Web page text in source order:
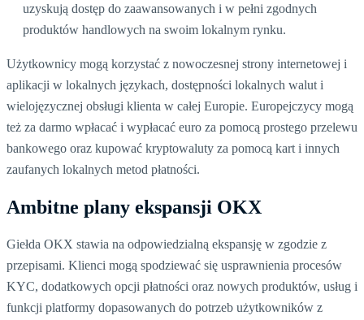
uzyskują dostęp do zaawansowanych i w pełni zgodnych
produktów handlowych na swoim lokalnym rynku.
Użytkownicy mogą korzystać z nowoczesnej strony internetowej i
aplikacji w lokalnych językach, dostępności lokalnych walut i
wielojęzycznej obsługi klienta w całej Europie. Europejczycy mogą
też za darmo wpłacać i wypłacać euro za pomocą prostego przelewu
bankowego oraz kupować kryptowaluty za pomocą kart i innych
zaufanych lokalnych metod płatności.
Ambitne plany ekspansji OKX
Giełda OKX stawia na odpowiedzialną ekspansję w zgodzie z
przepisami. Klienci mogą spodziewać się usprawnienia procesów
KYC, dodatkowych opcji płatności oraz nowych produktów, usług i
funkcji platformy dopasowanych do potrzeb użytkowników z